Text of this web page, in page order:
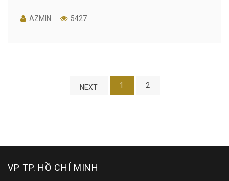
AZMIN 5427
NEXT 1 2
VP TP. HỒ CHÍ MINH